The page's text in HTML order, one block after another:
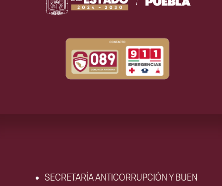
SECRETARÍA ANTICORRUPCIÓN Y BUEN